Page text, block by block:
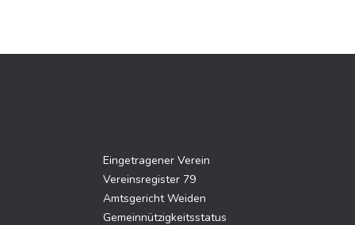
Eingetragener Verein
Vereinsregister 79
Amtsgericht Weiden
Gemeinnützigkeitsstatus